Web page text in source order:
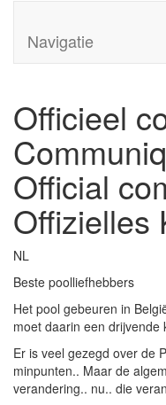
Navigatie
Officieel
Official
Offizielles
NL
Beste poolliefhebbers
Het pool gebeuren in
moet daarin een drijvende
Er is veel gezegd over de
minpunten.. Maar de
verandering.. nu.. die